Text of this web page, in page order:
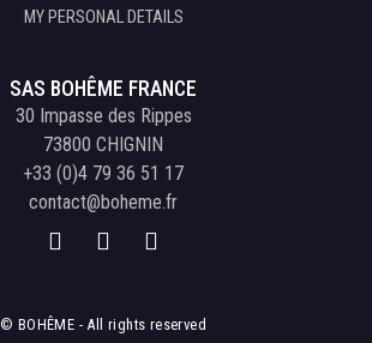
MY PERSONAL DETAILS
SAS BOHÊME FRANCE
30 Impasse des Rippes
73800 CHIGNIN
+33 (0)4 79 36 51 17
contact@boheme.fr
© BOHÊME - All rights reserved